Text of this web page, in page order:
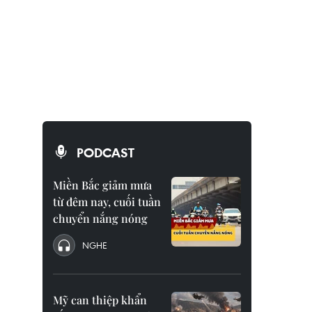
PODCAST
Miền Bắc giảm mưa
từ đêm nay, cuối tuần
chuyển nắng nóng
NGHE
Mỹ can thiệp khẩn